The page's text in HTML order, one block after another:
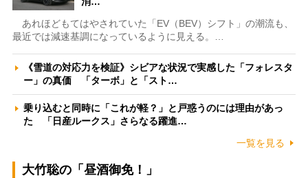
あれほどもてはやされていた「EV（BEV）シフト」の潮流も、
最近では減速基調になっているように見える。…
《雪道の対応力を検証》シビアな状況で実感した「フォレスタ
ー」の真価 「ターボ」と「スト…
乗り込むと同時に「これが軽？」と戸惑うのには理由があっ
た 「日産ルークス」さらなる躍進…
一覧を見る
大竹聡の「昼酒御免！」